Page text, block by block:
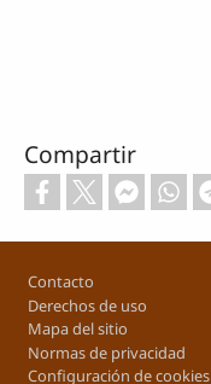
Compartir
Footer
Contacto
Derechos de uso
Mapa del sitio
Normas de privacidad
Configuración de cookies